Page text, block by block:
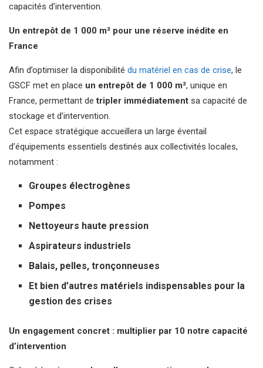
capacités d’intervention.
Un entrepôt de 1 000 m² pour une réserve inédite en
France
Afin d’optimiser la disponibilité du matériel en cas de crise, le
GSCF met en place un entrepôt de 1 000 m², unique en
France, permettant detripler immédiatement sa capacité de
stockage et d’intervention.
Cet espace stratégique accueillera un large éventail
d’équipements essentiels destinés aux collectivités locales,
notamment :
Groupes électrogènes
Pompes
Nettoyeurs haute pression
Aspirateurs industriels
Balais, pelles, tronçonneuses
Et bien d’autres matériels indispensables pour la
gestion des crises
Un engagement concret : multiplier par 10 notre capacité
d’intervention